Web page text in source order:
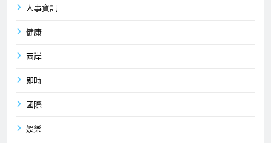
人事資訊
健康
兩岸
即時
國際
娛樂